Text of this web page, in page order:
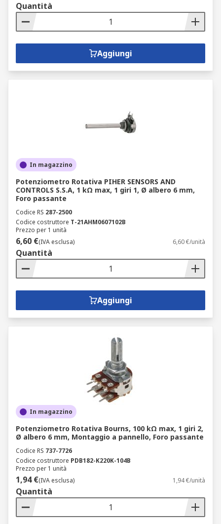
Quantità
Aggiungi
In magazzino
Potenziometro Rotativa PIHER SENSORS AND
CONTROLS S.S.A, 1 kΩ max, 1 giri 1, Ø albero 6 mm,
Foro passante
Codice RS 287-2500
Codice costruttore T-21AHM0607102B
Prezzo per 1 unità
6,60 €(IVA esclusa) 6,60 €/unità
Quantità
Aggiungi
In magazzino
Potenziometro Rotativa Bourns, 100 kΩ max, 1 giri 2,
Ø albero 6 mm, Montaggio a pannello, Foro passante
Codice RS 737-7726
Codice costruttore PDB182-K220K-104B
Prezzo per 1 unità
1,94 €(IVA esclusa) 1,94 €/unità
Quantità